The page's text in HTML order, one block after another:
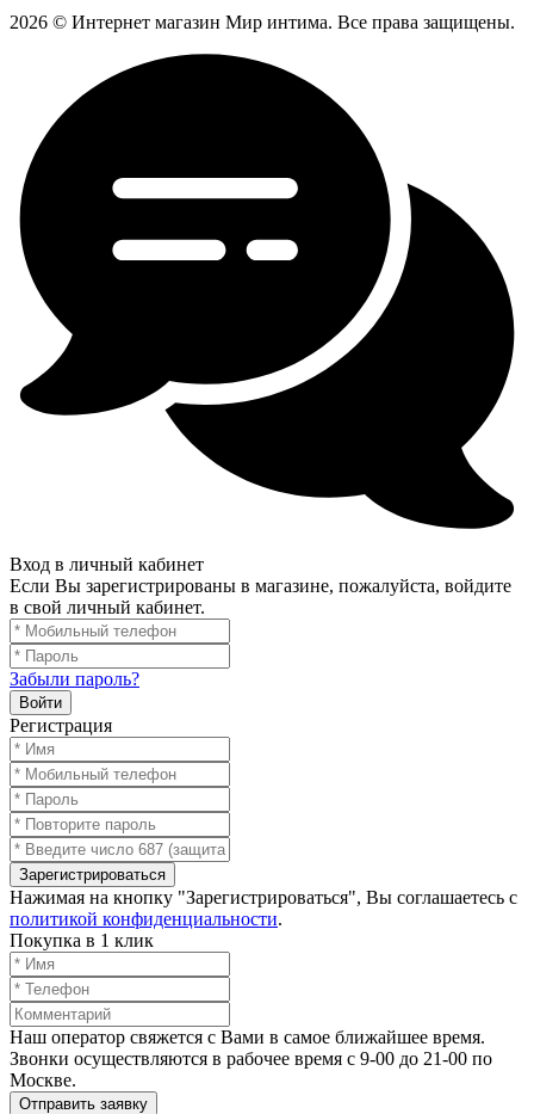
2026 © Интернет магазин Мир интима. Все права защищены.
Вход в личный кабинет
Если Вы зарегистрированы в магазине, пожалуйста, войдите
в свой личный кабинет.
Забыли пароль?
Войти
Регистрация
Зарегистрироваться
Нажимая на кнопку "Зарегистрироваться", Вы соглашаетесь с
политикой конфиденциальности.
Покупка в 1 клик
Наш оператор свяжется с Вами в самое ближайшее время.
Звонки осуществляются в рабочее время с 9-00 до 21-00 по
Москве.
Отправить заявку